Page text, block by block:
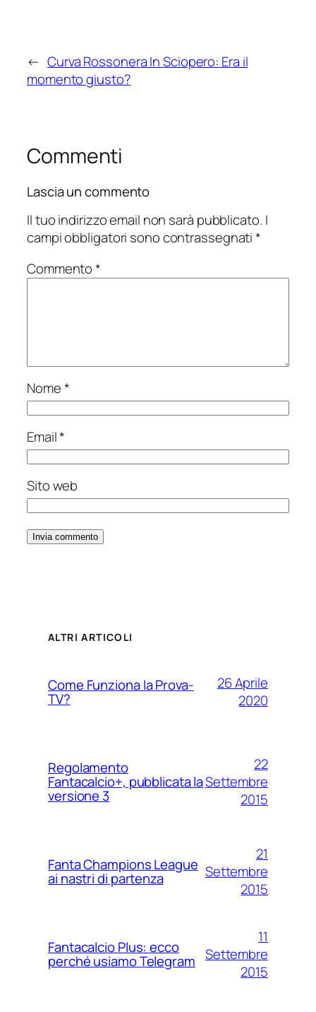
← Curva Rossonera In Sciopero: Era il
momento giusto?
Commenti
Lascia un commento
Il tuo indirizzo email non sarà pubblicato. I
campi obbligatori sono contrassegnati*
Commento*
Nome*
Email*
Sito web
ALTRI ARTICOLI
Come Funziona la Prova-
TV?
26 Aprile
2020
Regolamento
Fantacalcio+, pubblicata la
versione 3
22
Settembre
2015
Fanta Champions League
ai nastri di partenza
21
Settembre
2015
Fantacalcio Plus: ecco
perché usiamo Telegram
11
Settembre
2015